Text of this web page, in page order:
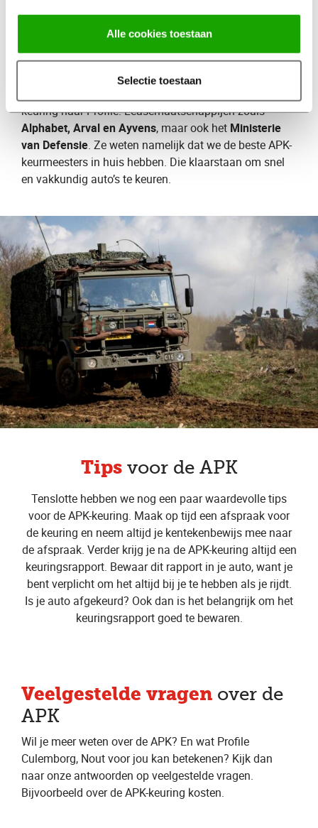
Alle cookies toestaan
Selectie toestaan
Defensie en
leasemaatschappijen
voor APK naar Profile
keuring naar Profile. Leasemaatschappijen zoals
Alphabet, Arval en Ayvens, maar ook het Ministerie
van Defensie. Ze weten namelijk dat we de beste APK-
keurmeesters in huis hebben. Die klaarstaan om snel
en vakkundig auto’s te keuren.
Tips voor de APK
Tenslotte hebben we nog een paar waardevolle tips
voor de APK-keuring. Maak op tijd een afspraak voor
de keuring en neem altijd je kentekenbewijs mee naar
de afspraak. Verder krijg je na de APK-keuring altijd een
keuringsrapport. Bewaar dit rapport in je auto, want je
bent verplicht om het altijd bij je te hebben als je rijdt.
Is je auto afgekeurd? Ook dan is het belangrijk om het
keuringsrapport goed te bewaren.
Veelgestelde vragen over de
APK
Wil je meer weten over de APK? En wat Profile
Culemborg, Nout voor jou kan betekenen? Kijk dan
naar onze antwoorden op veelgestelde vragen.
Bijvoorbeeld over de APK-keuring kosten.